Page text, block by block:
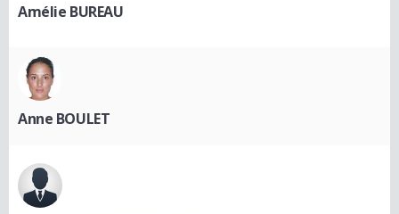
Amélie BUREAU
Anne BOULET